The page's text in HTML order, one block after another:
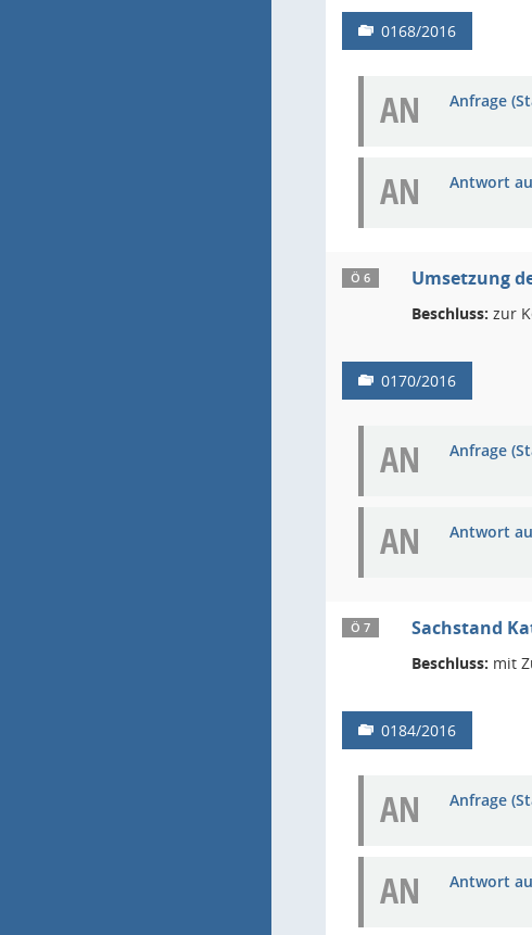
0168/2016
AN Anfrage
AN Antwort
Ö 6 Umsetzung
Beschluss: zur
0170/2016
AN Anfrage
AN Antwort
Ö 7 Sachstand
Beschluss: mit
0184/2016
AN Anfrage
AN Antwort